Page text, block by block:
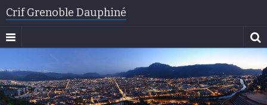
Crif Grenoble Dauphiné